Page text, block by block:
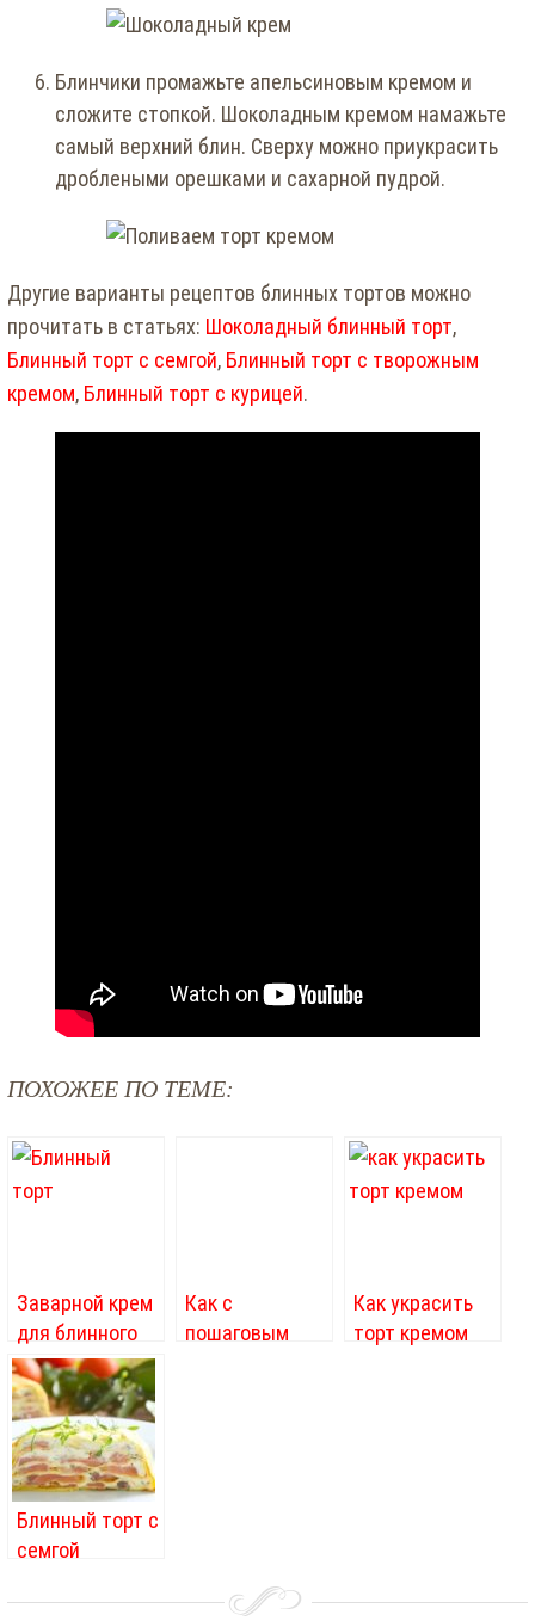
Блинчики промажьте апельсиновым кремом и
сложите стопкой. Шоколадным кремом намажьте
самый верхний блин. Сверху можно приукрасить
дроблеными орешками и сахарной пудрой.
Другие варианты рецептов блинных тортов можно
прочитать в статьях: Шоколадный блинный торт,
Блинный торт с семгой, Блинный торт с творожным
кремом, Блинный торт с курицей.
ПОХОЖЕЕ ПО ТЕМЕ:
Заварной крем
для блинного
торта
Как с
пошаговым
Как украсить
торт кремом
Блинный торт с
семгой